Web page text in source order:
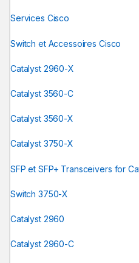
Services Cisco
Switch et Accessoires Cisco
Catalyst 2960-X
Catalyst 3560-C
Catalyst 3560-X
Catalyst 3750-X
SFP et SFP+ Transceivers for
Switch 3750-X
Catalyst 2960
Catalyst 2960-C